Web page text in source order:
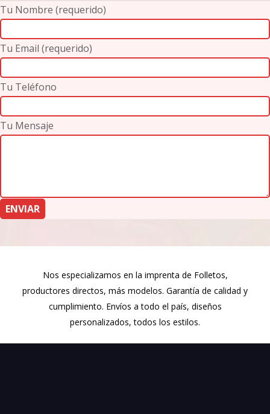
Tu Nombre (requerido)
Tu Email (requerido)
Tu Teléfono
Tu Mensaje
Nos especializamos en la imprenta de Folletos,
productores directos, más modelos. Garantía de calidad y
cumplimiento. Envíos a todo el país, diseños
personalizados, todos los estilos.